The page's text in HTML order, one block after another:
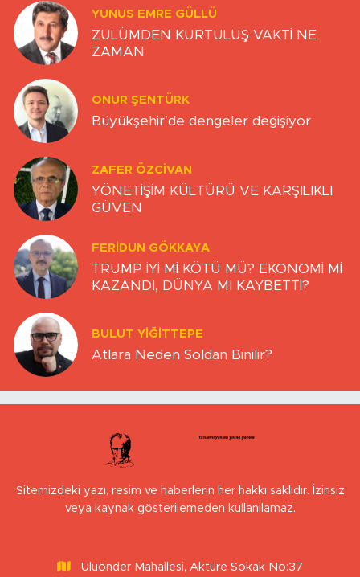
YUNUS EMRE GÜLLÜ
ZULÜMDEN KURTULUŞ VAKTİ NE
ZAMAN
ONUR ŞENTÜRK
Büyükşehir’de dengeler değişiyor
ZAFER ÖZCIVAN
YÖNETİŞİM KÜLTÜRÜ VE KARŞILIKLI
GÜVEN
FERIDUN GÖKKAYA
TRUMP İYİ Mİ KÖTÜ MÜ? EKONOMİ Mİ
KAZANDI, DÜNYA MI KAYBETTİ?
BULUT YİĞİTTEPE
Atlara Neden Soldan Binilir?
Sitemizdeki yazı, resim ve haberlerin her hakkı saklıdır. İzinsiz
veya kaynak gösterilemeden kullanılamaz.
Uluönder Mahallesi, Aktüre Sokak No:37